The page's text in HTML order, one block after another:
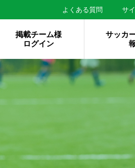
よくある質問 サ
掲載チーム様
ログイン
サッカ